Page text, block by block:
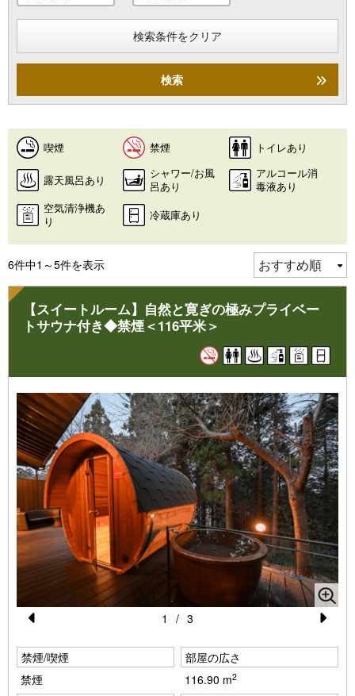
検索条件をクリア
検索
喫煙 禁煙 トイレあり
露天風呂あり
シャワー/お風
呂あり
アルコール消
毒液あり
空気清浄機あ
り
冷蔵庫あり
6件中1～5件を表示
【スイートルーム】自然と寛ぎの極みプライベー
トサウナ付き◆禁煙＜116平米＞
e
vi
e
1 / 3
禁煙/喫煙
禁煙
部屋の広さ
116.90 m2